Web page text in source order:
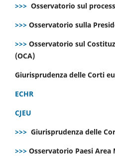
>>> Osservatorio sul
>>> Osservatorio sulla
>>> Osservatorio sul
(OCA)
Giurisprudenza delle Corti
ECHR
CJEU
>>> Giurisprudenza delle
>>> Osservatorio Paesi Area